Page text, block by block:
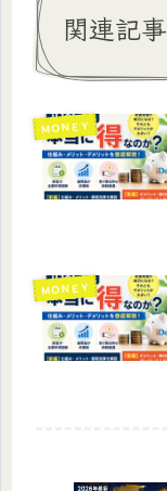
関連記事
ＭＯＮＥＹ
ＭＯＮＥＹ